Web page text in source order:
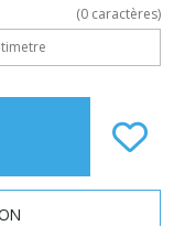
(0 caractères)